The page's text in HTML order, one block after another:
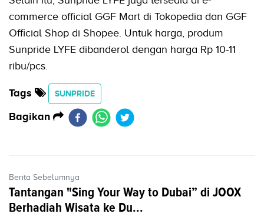
commerce official GGF Mart di Tokopedia dan GGF
Official Shop di Shopee. Untuk harga, produm
Sunpride LYFE dibanderol dengan harga Rp 10-11
ribu/pcs.
Tags SUNPRIDE
Bagikan
Berita Sebelumnya
Tantangan "Sing Your Way to Dubai” di JOOX
Berhadiah Wisata ke Du...